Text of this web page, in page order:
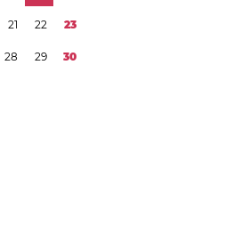
21 22 23
28 29 30